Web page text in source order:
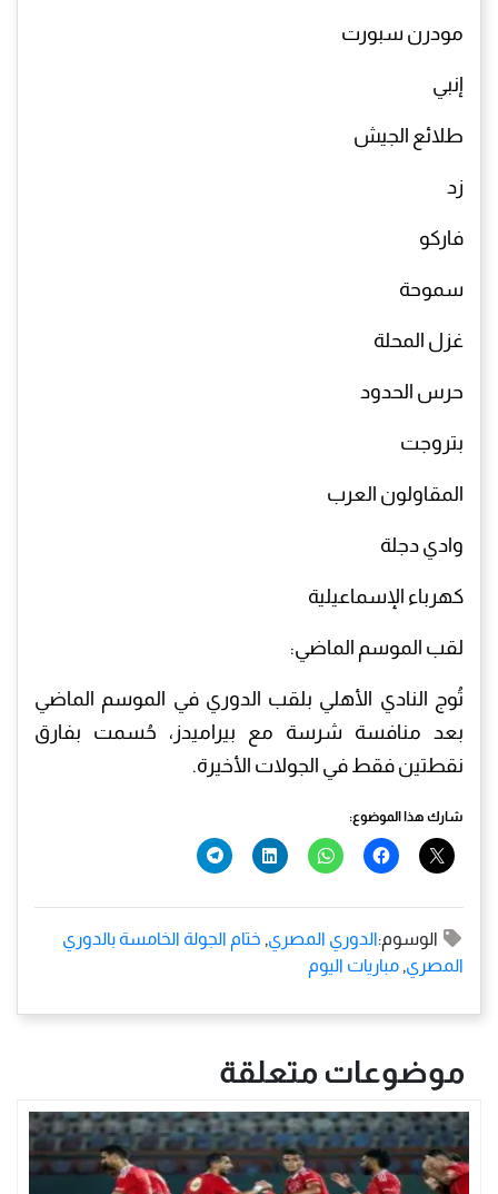
مودرن سبورت
إنبي
طلائع الجيش
زد
فاركو
سموحة
غزل المحلة
حرس الحدود
بتروجت
المقاولون العرب
وادي دجلة
كهرباء الإسماعيلية
لقب الموسم الماضي:
تُوج النادي الأهلي بلقب الدوري في الموسم الماضي
بعد منافسة شرسة مع بيراميدز، حُسمت بفارق
نقطتين فقط في الجولات الأخيرة.
شارك هذا الموضوع:
الوسوم:الدوري المصري, ختام الجولة الخامسة بالدوري
المصري, مباريات اليوم
موضوعات متعلقة